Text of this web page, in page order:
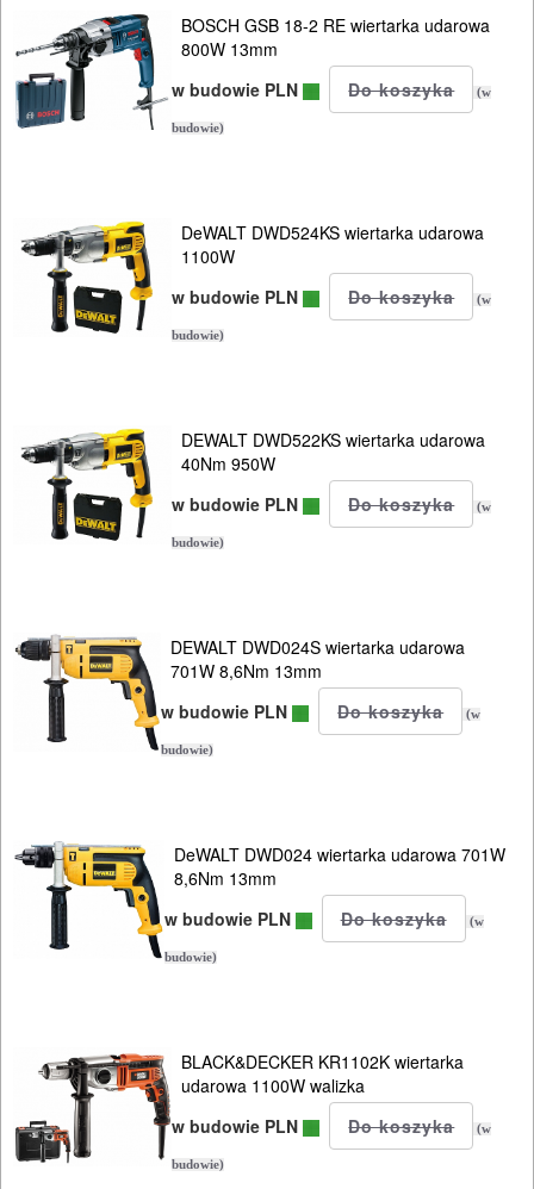
MULTIEVO
B&D
ELEKTRONARZĘDZIA
I
AKCESORIA
DO
ELEKTRONARZĘDZI
I
TRANSPORTOWANIE
POMIAROWE
I
ELEKTRY..
GLAZURNICZE
URZĄDZENIA
BUDOWLANE
MASZYNY
OBRÓBKA
DREWNA
OBRÓBKA
BOSCH GSB 18-2 RE wiertarka udarowa
800W 13mm
w budowie PLN
(w
budowie)
DeWALT DWD524KS wiertarka udarowa
1100W
w budowie PLN
(w
budowie)
DEWALT DWD522KS wiertarka udarowa
40Nm 950W
w budowie PLN
(w
budowie)
DEWALT DWD024S wiertarka udarowa
701W 8,6Nm 13mm
w budowie PLN
(w
budowie)
DeWALT DWD024 wiertarka udarowa 701W
8,6Nm 13mm
w budowie PLN
(w
budowie)
BLACK&DECKER KR1102K wiertarka
udarowa 1100W walizka
w budowie PLN
(w
budowie)